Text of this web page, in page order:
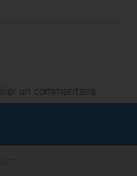
un commentaire.